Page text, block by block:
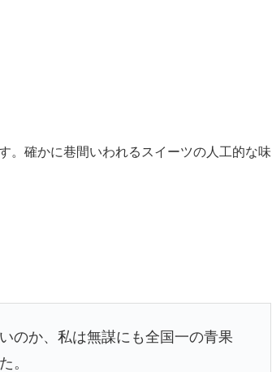
。確かに巷間いわれるスイーツの人工的な味
のか、私は無謀にも全国一の青果
。